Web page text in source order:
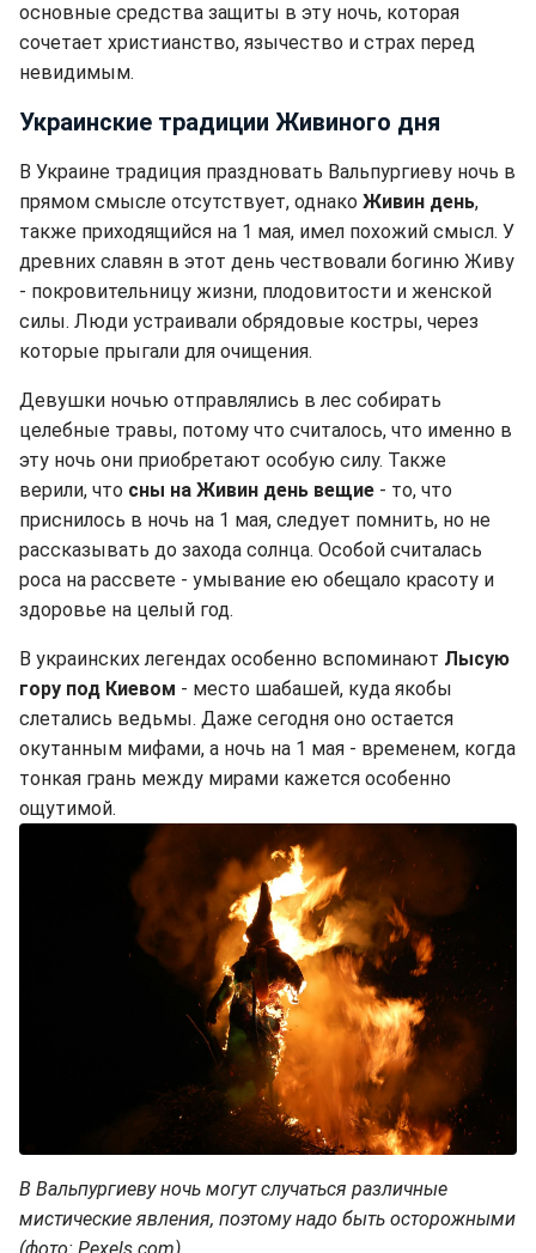
основные средства защиты в эту ночь, которая
сочетает христианство, язычество и страх перед
невидимым.
Украинские традиции Живиного дня
В Украине традиция праздновать Вальпургиеву ночь в
прямом смысле отсутствует, однако Живин день,
также приходящийся на 1 мая, имел похожий смысл. У
древних славян в этот день чествовали богиню Живу
- покровительницу жизни, плодовитости и женской
силы. Люди устраивали обрядовые костры, через
которые прыгали для очищения.
Девушки ночью отправлялись в лес собирать
целебные травы, потому что считалось, что именно в
эту ночь они приобретают особую силу. Также
верили, что сны на Живин день вещие - то, что
приснилось в ночь на 1 мая, следует помнить, но не
рассказывать до захода солнца. Особой считалась
роса на рассвете - умывание ею обещало красоту и
здоровье на целый год.
В украинских легендах особенно вспоминают Лысую
гору под Киевом - место шабашей, куда якобы
слетались ведьмы. Даже сегодня оно остается
окутанным мифами, а ночь на 1 мая - временем, когда
тонкая грань между мирами кажется особенно
ощутимой.
В Вальпургиеву ночь могут случаться различные
мистические явления, поэтому надо быть осторожными